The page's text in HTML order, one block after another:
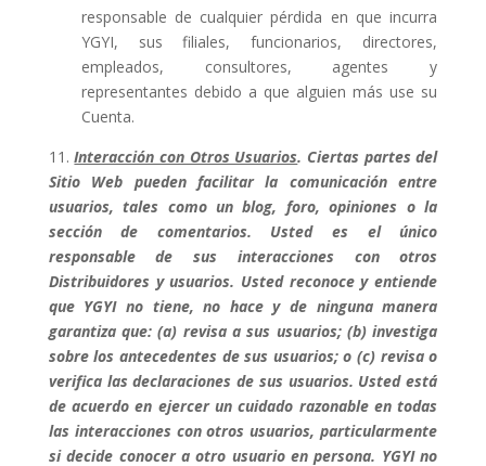
responsable de cualquier pérdida en que incurra
YGYI, sus filiales, funcionarios, directores,
empleados, consultores, agentes y
representantes debido a que alguien más use su
Cuenta.
11.Interacción con Otros Usuarios. Ciertas partes del
Sitio Web pueden facilitar la comunicación entre
usuarios, tales como un blog, foro, opiniones o la
sección de comentarios. Usted es el único
responsable de sus interacciones con otros
Distribuidores y usuarios. Usted reconoce y entiende
que YGYI no tiene, no hace y de ninguna manera
garantiza que: (a) revisa a sus usuarios; (b) investiga
sobre los antecedentes de sus usuarios; o (c) revisa o
verifica las declaraciones de sus usuarios. Usted está
de acuerdo en ejercer un cuidado razonable en todas
las interacciones con otros usuarios, particularmente
si decide conocer a otro usuario en persona. YGYI no